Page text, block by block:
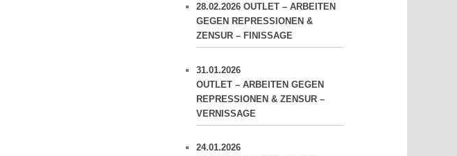
28.02.2026 OUTLET – ARBEITEN
GEGEN REPRESSIONEN &
ZENSUR – FINISSAGE
31.01.2026
OUTLET – ARBEITEN GEGEN
REPRESSIONEN & ZENSUR –
VERNISSAGE
24.01.2026